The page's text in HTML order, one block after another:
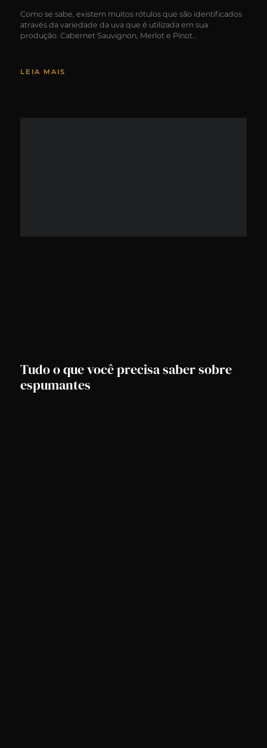
Como se sabe, existem muitos rótulos que são identificados
através da variedade da uva que é utilizada em sua
produção. Cabernet Sauvignon, Merlot e Pinot
LEIA MAIS
Tudo o que você precisa saber sobre
espumantes